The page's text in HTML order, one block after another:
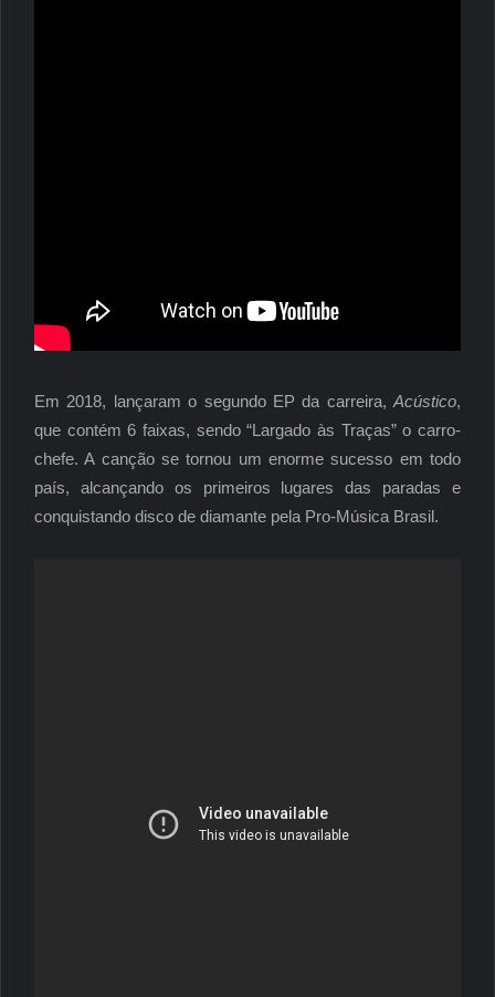
Em 2018, lançaram o segundo EP da carreira, Acústico,
que contém 6 faixas, sendo “Largado às Traças” o carro-
chefe. A canção se tornou um enorme sucesso em todo
país, alcançando os primeiros lugares das paradas e
conquistando disco de diamante pela Pro-Música Brasil.